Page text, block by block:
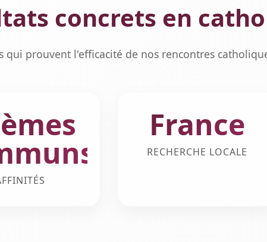
concrets en
qui prouvent l'efficacité de nos rencontres
France
RECHERCHE LOCALE